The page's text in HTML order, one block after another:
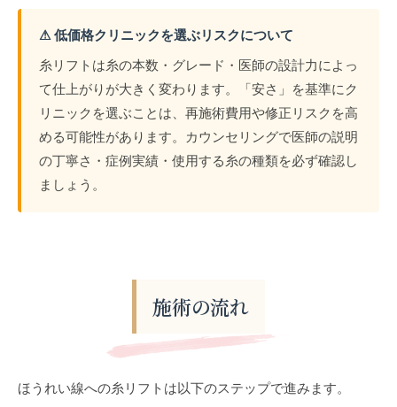
⚠ 低価格クリニックを選ぶリスクについて
糸リフトは糸の本数・グレード・医師の設計力によっ
て仕上がりが大きく変わります。「安さ」を基準にク
リニックを選ぶことは、再施術費用や修正リスクを高
める可能性があります。カウンセリングで医師の説明
の丁寧さ・症例実績・使用する糸の種類を必ず確認し
ましょう。
施術の流れ
ほうれい線への糸リフトは以下のステップで進みます。